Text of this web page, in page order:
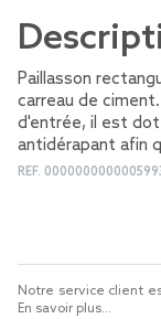
Paillasson
carreau de
d'entrée, il est
antidérapant afin
REF.
Notre service client
En savoir plus...